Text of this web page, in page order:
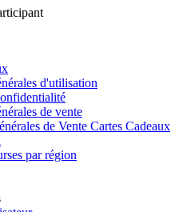
d'utilisation
de vente
de Vente Cartes Cadeaux
par région